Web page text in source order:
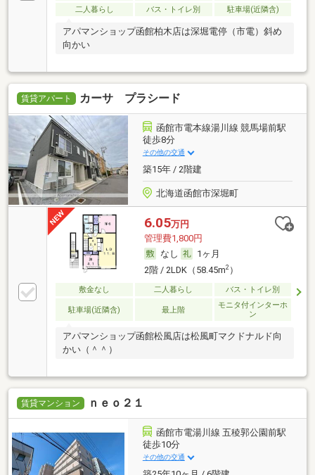
二人暮らし
バス・トイレ別 駐車場(近隣含)
アパマンショップ函館柏木店は深堀電停（市電）斜め
向かい
賃貸アパート カーサ プラシード
函館市電本線湯川線 競馬場前駅
徒歩8分
その他の交通
築15年 / 2階建
北海道函館市深堀町
6.05万円
管理費1,800円
なし
1ヶ月
2階 / 2LDK（58.45m2）
敷金なし 二人暮らし バス・トイレ別
駐車場(近隣含) 最上階
モニタ付インターホ
ン
アパマンショップ函館松風店は松風町マクドナルド向
かい（＾＾）
賃貸マンション ｎｅｏ２１
函館市電湯川線 五稜郭公園前駅
徒歩10分
その他の交通